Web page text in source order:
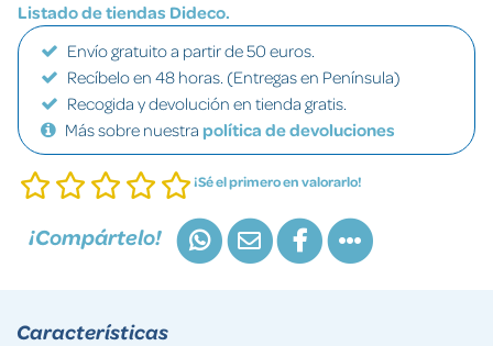
Listado de tiendas Dideco.
Envío gratuito a partir de 50 euros.
Recíbelo en 48 horas. (Entregas en Península)
Recogida y devolución en tienda gratis.
Más sobre nuestra política de devoluciones
¡Sé el primero en valorarlo!
¡Compártelo!
Características